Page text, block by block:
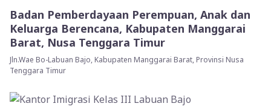
Badan Pemberdayaan Perempuan, Anak dan
Keluarga Berencana, Kabupaten Manggarai
Barat, Nusa Tenggara Timur
Jln.Wae Bo-Labuan Bajo, Kabupaten Manggarai Barat, Provinsi Nusa
Tenggara Timur